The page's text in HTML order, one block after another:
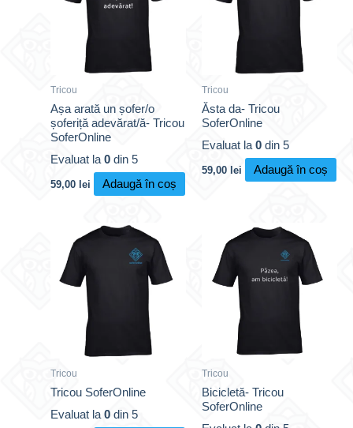
Tricou
Așa arată un șofer/o
șoferiță adevărat/ă- Tricou
SoferOnline
Evaluat la 0din 5
59,00 lei Adaugă în coș
Tricou
Ăsta da- Tricou
SoferOnline
Evaluat la 0din 5
59,00 lei Adaugă în coș
Tricou
Tricou SoferOnline
Evaluat la 0din 5
Tricou
Bicicletă- Tricou
SoferOnline